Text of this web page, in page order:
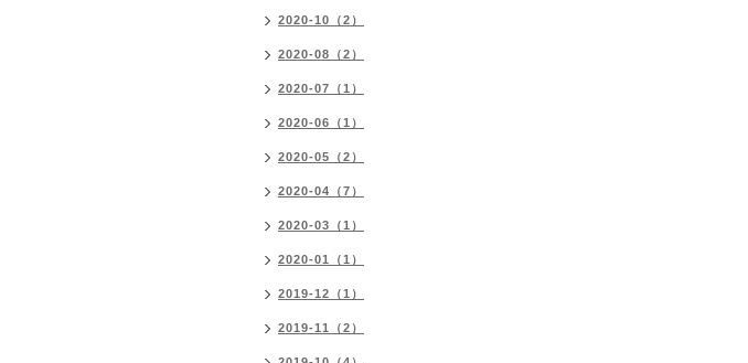
2020-10（2）
2020-08（2）
2020-07（1）
2020-06（1）
2020-05（2）
2020-04（7）
2020-03（1）
2020-01（1）
2019-12（1）
2019-11（2）